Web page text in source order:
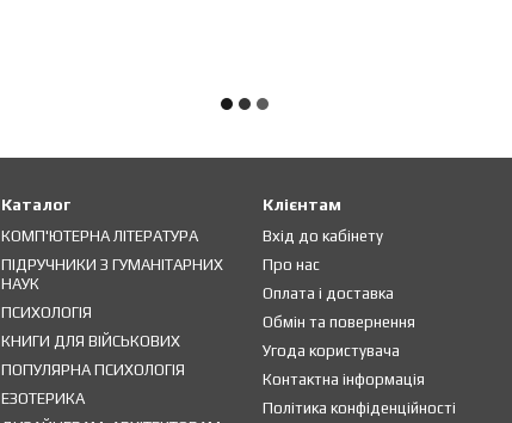
Каталог
КОМП'ЮТЕРНА ЛІТЕРАТУРА
ПІДРУЧНИКИ З ГУМАНІТАРНИХ
НАУК
ПСИХОЛОГІЯ
КНИГИ ДЛЯ ВІЙСЬКОВИХ
ПОПУЛЯРНА ПСИХОЛОГІЯ
ЕЗОТЕРИКА
Клієнтам
Вхід до кабінету
Про нас
Оплата і доставка
Обмін та повернення
Угода користувача
Контактна інформація
Політика конфіденційності